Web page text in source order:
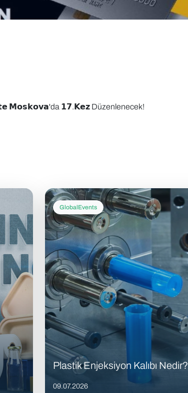
𝗠𝗼𝘀𝗸𝗼𝘃𝗮'da 𝟭𝟳.𝗞𝗲𝘇 Düzenlenecek!
GlobalEvents
Plastik Enjeksiyon Kalıbı Nedir?
09.07.2026